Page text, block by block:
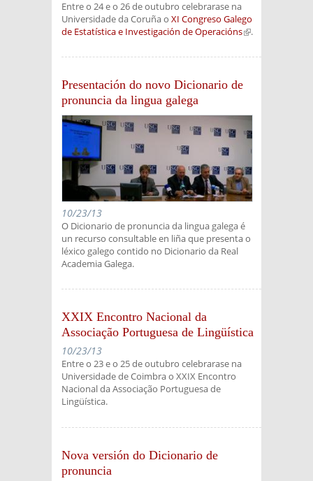
Entre o 24 e o 26 de outubro celebrarase na
Universidade da Coruña o XI Congreso Galego
de Estatística e Investigación de Operacións(link is
.
Presentación do novo Dicionario de
pronuncia da lingua galega
10/23/13
O Dicionario de pronuncia da lingua galega é
un recurso consultable en liña que presenta o
léxico galego contido no Dicionario da Real
Academia Galega.
XXIX Encontro Nacional da
Associação Portuguesa de Lingüística
10/23/13
Entre o 23 e o 25 de outubro celebrarase na
Universidade de Coimbra o XXIX Encontro
Nacional da Associação Portuguesa de
Lingüística.
Nova versión do Dicionario de
pronuncia